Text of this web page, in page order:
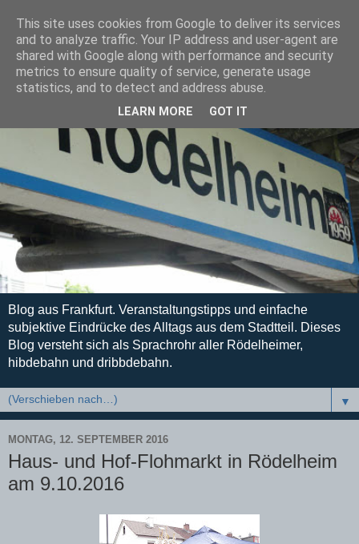
Blog aus Frankfurt. Veranstaltungstipps und einfache
subjektive Eindrücke des Alltags aus dem Stadtteil. Dieses
Blog versteht sich als Sprachrohr aller Rödelheimer,
hibdebahn und dribbdebahn.
▼
MONTAG, 12. SEPTEMBER 2016
Haus- und Hof-Flohmarkt in Rödelheim
am 9.10.2016
This site uses cookies from Google to deliver its services
and to analyze traffic. Your IP address and user-agent are
shared with Google along with performance and security
metrics to ensure quality of service, generate usage
statistics, and to detect and address abuse.
LEARN MORE GOT IT